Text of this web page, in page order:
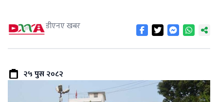
डीएनए खबर
२५ पुस २०८२